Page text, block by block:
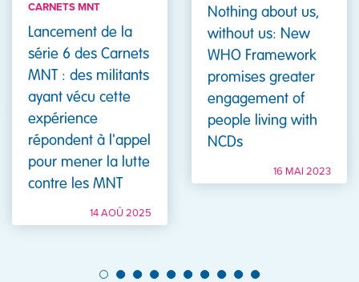
CARNETS MNT
Lancement de la
série 6 des Carnets
MNT : des militants
ayant vécu cette
expérience
répondent à l'appel
pour mener la lutte
contre les MNT
14 AOÛ 2025
Nothing about us,
without us: New
WHO Framework
promises greater
engagement of
people living with
NCDs
16 MAI 2023
1 2 3 4 5 6 7 8 9 10